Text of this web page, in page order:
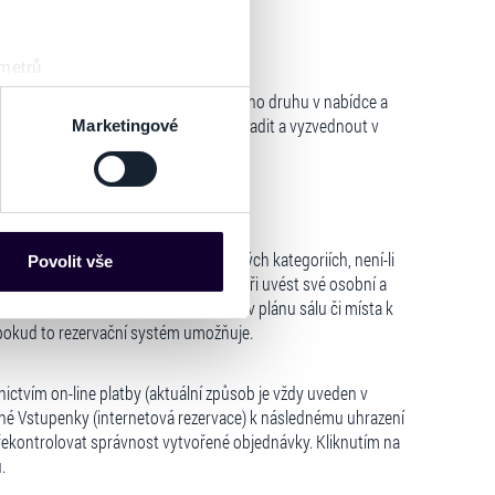
prstu)
. Svůj souhlas
mohou představovat
obsahu a reklam.
varianty. Svoji volbu
Marketingové
Povolit vše
pokud jsou Vstupenky požadovaného druhu v nabídce a
na Smluvním prodejním místě uhradit a vyzvednout v
na jednu Akci v různých cenových kategoriích, není-li
je povinen v registračním formuláři uvést své osobní a
Vstupenky na volná místa v plánu sálu či místa k
to rezervační systém umožňuje.
on-line platby (aktuální způsob je vždy uveden v
Vstupenky (internetová rezervace) k následnému uhrazení
správnost vytvořené objednávky. Kliknutím na